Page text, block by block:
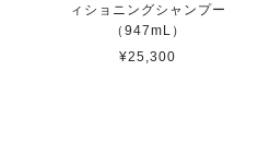
ィショニングシャンプー
（947mL）
¥25,300